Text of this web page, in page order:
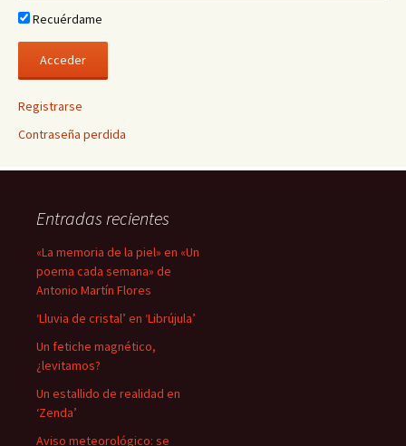
Recuérdame
Registrarse
Contraseña perdida
Entradas recientes
«La memoria de la piel» en «Un
poema cada semana» de
Antonio Martín Flores
‘Lluvia de cristal’ en ‘Librújula’
Un fetiche magnético,
¿levitamos?
Un estallido de realidad en
‘Zenda’
Aviso meteorológico: se